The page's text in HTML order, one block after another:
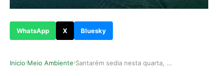
WhatsApp X Bluesky
Inicio›Meio Ambiente› Santarém sedia nesta quarta, 2, evento da ONU q…